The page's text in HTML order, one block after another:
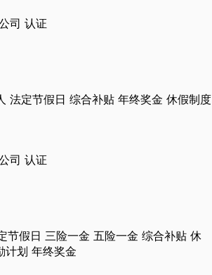
司 认证
法定节假日 综合补贴 年终奖金 休假制度
司 认证
节假日 三险一金 五险一金 综合补贴 休
计划 年终奖金